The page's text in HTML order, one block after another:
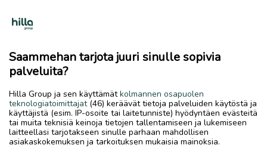
245 €
location_onHalkokari,Kokkola,Keski-Pohjanmaa
Myydään
Koko 26 x12 x12
Toimitus Nouto
Saammehan tarjota juuri sinulle sopivia
palveluita?
Hilla Group ja sen käyttämätkolmannen osapuolen
teknologiatoimittajat(46) keräävät tietoja palveluiden käytöstä ja
käyttäjistä (esim. IP-osoite tai laitetunniste) hyödyntäen evästeitä
tai muita teknisiä keinoja tietojen tallentamiseen ja lukemiseen
laitteellasi tarjotakseen sinulle parhaan mahdollisen
asiakaskokemuksen ja tarkoituksen mukaisia mainoksia.